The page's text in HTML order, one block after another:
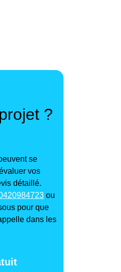
?
se
vos
détaillé.
ou
pour que
dans les